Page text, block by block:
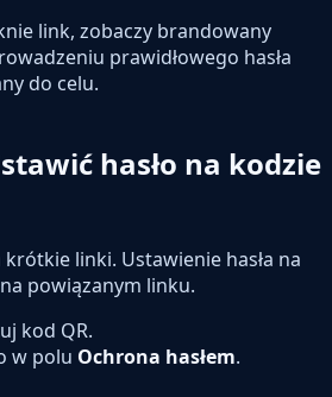
link, zobaczy brandowany
prawidłowego hasła
do celu.
hasło na kodzie
linki. Ustawienie hasła na
powiązanym linku.
kod QR.
w polu Ochrona hasłem.